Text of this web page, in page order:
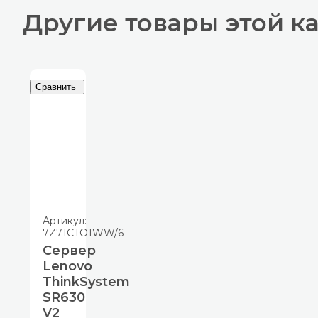
Другие товары этой
Сравнить
Артикул:
7Z71CTO1WW/6
Сервер
Lenovo
ThinkSystem
SR630
V2